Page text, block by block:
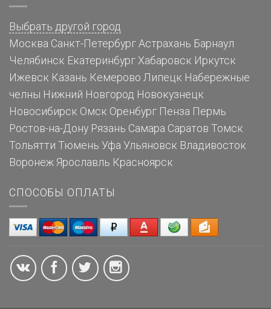
Выбрать другой город
Москва Санкт-Петербург Астрахань Барнаул
Челябинск Екатеринбург Хабаровск Иркутск
Ижевск Казань Кемерово Липецк Набережные
челны Нижний Новгород Новокузнецк
Новосибирск Омск Оренбург Пенза Пермь
Ростов-на-Дону Рязань Самара Саратов Томск
Тольятти Тюмень Уфа Ульяновск Владивосток
Воронеж Ярославль Красноярск
СПОСОБЫ ОПЛАТЫ